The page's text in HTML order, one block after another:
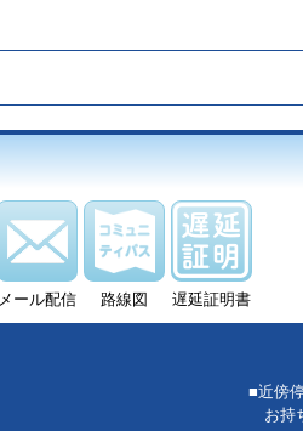
メール配信 路線図 遅延証明書
■近傍
お持